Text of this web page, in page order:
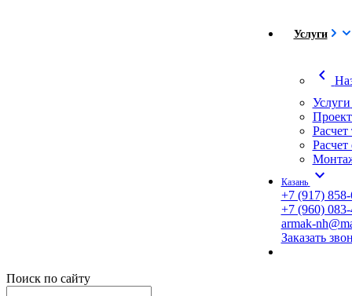
Услуги
chevron_left
Услуги
Казань expand_more
+7 (917)
+7 (960)
armak-
Заказать
Поиск по сайту